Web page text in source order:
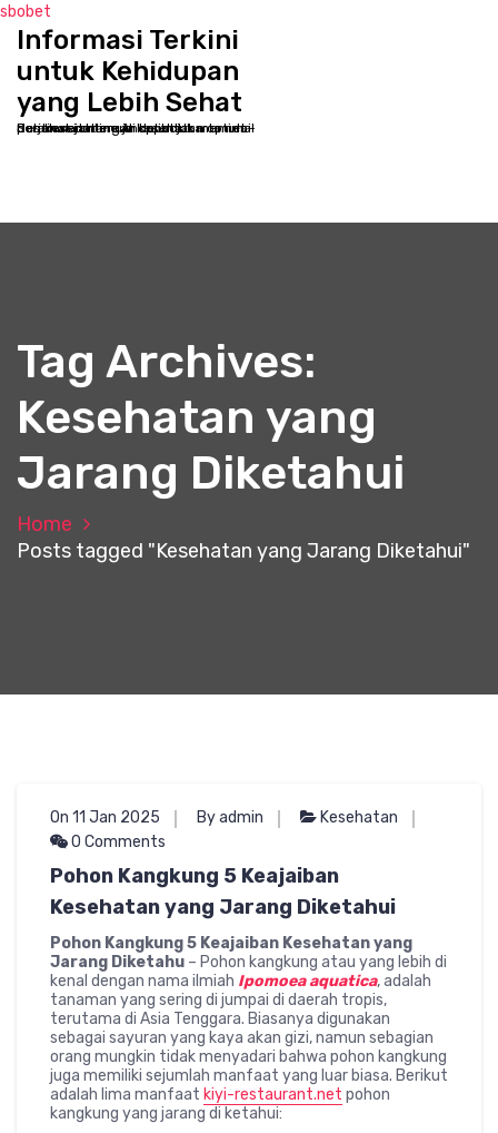
sbobet
Informasi Terkini
untuk Kehidupan
yang Lebih Sehat
Selamat datang di kppbcjakarta.net - Destinasi online Anda untuk memulai perjalanan menuju kesehatan optimal dan kesejahteraan holistik
Tag Archives:
Kesehatan yang
Jarang Diketahui
Home
Posts tagged "Kesehatan yang Jarang Diketahui"
On 11 Jan 2025 By admin
Kesehatan
0 Comments
Pohon Kangkung 5 Keajaiban
Kesehatan yang Jarang Diketahui
Pohon Kangkung 5 Keajaiban Kesehatan yang
Jarang Diketahu – Pohon kangkung atau yang lebih di
kenal dengan nama ilmiah Ipomoea aquatica, adalah
tanaman yang sering di jumpai di daerah tropis,
terutama di Asia Tenggara. Biasanya digunakan
sebagai sayuran yang kaya akan gizi, namun sebagian
orang mungkin tidak menyadari bahwa pohon kangkung
juga memiliki sejumlah manfaat yang luar biasa. Berikut
adalah lima manfaat kiyi-restaurant.net pohon
kangkung yang jarang di ketahui: